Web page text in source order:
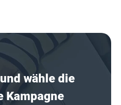
wähle die
Kampagne